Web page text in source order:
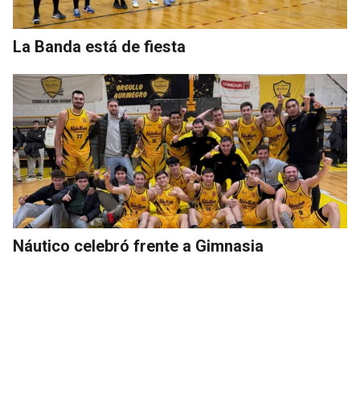
La Banda está de fiesta
Náutico celebró frente a Gimnasia